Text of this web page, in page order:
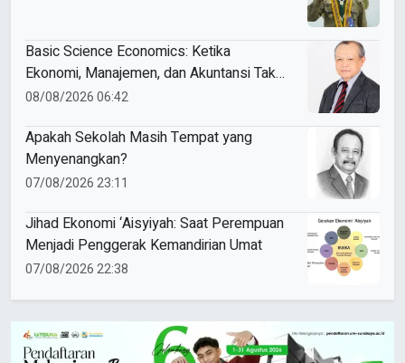
Basic Science Economics: Ketika
Ekonomi, Manajemen, dan Akuntansi Tak
Sekadar Bicara Angka
08/08/2026 06:42
Apakah Sekolah Masih Tempat yang
Menyenangkan?
07/08/2026 23:11
Jihad Ekonomi ‘Aisyiyah: Saat Perempuan
Menjadi Penggerak Kemandirian Umat
07/08/2026 22:38